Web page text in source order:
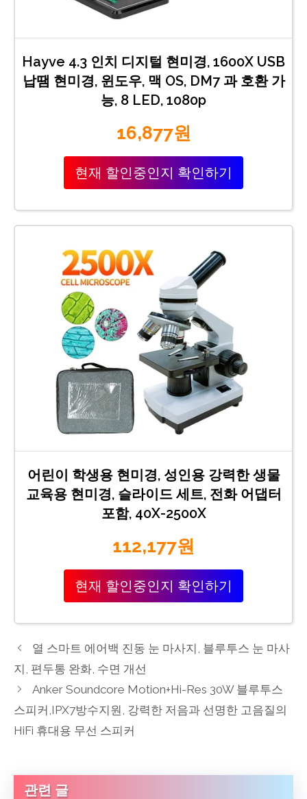
Hayve 4.3 인치 디지털 현미경, 1600X USB
납땜 현미경, 윈도우, 맥 OS, DM7 과 호환 가
능, 8 LED, 1080p
16,877원
현재 할인중인지 확인하기
어린이 학생용 현미경, 성인용 강력한 생물
교육용 현미경, 슬라이드 세트, 전화 어댑터
포함, 40X-2500X
112,177원
현재 할인중인지 확인하기
열 스마트 에어백 진동 눈 마사지, 블루투스 눈 마사
지, 편두통 완화, 수면 개선
Anker Soundcore Motion+Hi-Res 30W 블루투스
스피커,IPX7방수지원, 강력한 저음과 선명한 고음질의
HiFi 휴대용 무선 스피커
관련 글